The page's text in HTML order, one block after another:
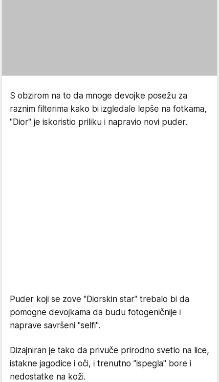
S obzirom na to da mnoge devojke posežu za
raznim filterima kako bi izgledale lepše na fotkama,
"Dior" je iskoristio priliku i napravio novi puder.
Puder koji se zove "Diorskin star" trebalo bi da
pomogne devojkama da budu fotogeničnije i
naprave savršeni "selfi".
Dizajniran je tako da privuče prirodno svetlo na lice,
istakne jagodice i oči, i trenutno "ispegla" bore i
nedostatke na koži.